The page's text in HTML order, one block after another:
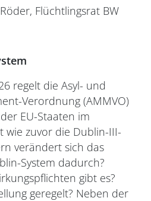
Flüchtlingsrat BW
regelt die Asyl- und
Verordnung (AMMVO)
EU-Staaten im
wie zuvor die Dublin-III-
verändert sich das
System dadurch?
gibt es?
geregelt? Neben der